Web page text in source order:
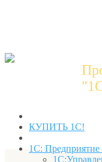
КУПИТЬ 1С!
1С: Предприятие